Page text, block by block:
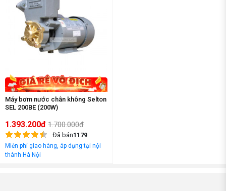
Máy bơm nước chân không Selton
SEL 200BE (200W)
1.393.200đ 1.700.000đ
Đã bán1179
Miễn phí giao hàng, áp dụng tại nội
thành Hà Nội